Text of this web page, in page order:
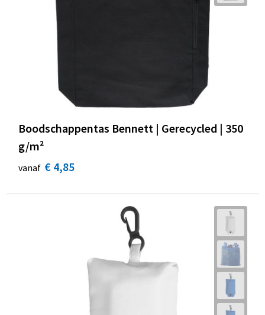
Boodschappentas Bennett | Gerecycled | 350
g/m²
vanaf € 4,85